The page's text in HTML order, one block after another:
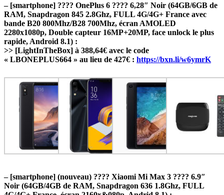
– [smartphone] ???? OnePlus 6 ???? 6,28″ Noir (64GB/6GB de
RAM, Snapdragon 845 2.8Ghz, FULL 4G/4G+ France avec
bande B20 800Mhz/B28 700Mhz, écran AMOLED
2280x1080p, Double capteur 16MP+20MP, face unlock le plus
rapide, Android 8.1) :
>> [LightInTheBox] à 388,64€ avec le code
« LBONEPLUS664 » au lieu de 427€ : https://bxn.li/w6ymrK
– [smartphone] (nouveau) ???? Xiaomi Mi Max 3 ???? 6.9″
Noir (64GB/4GB de RAM, Snapdragon 636 1.8Ghz, FULL